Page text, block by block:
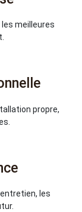
meilleures
propre,
les